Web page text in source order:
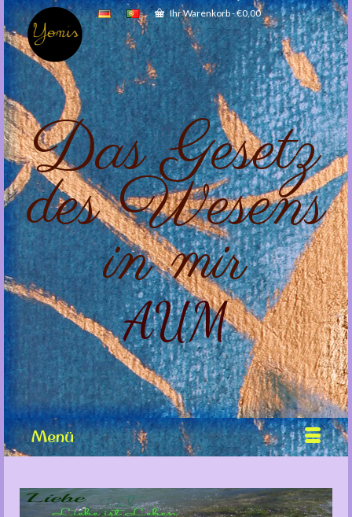
Ihr Warenkorb-€0,00
Das Gesetz
des Wesens
in mir
AUM
Menü